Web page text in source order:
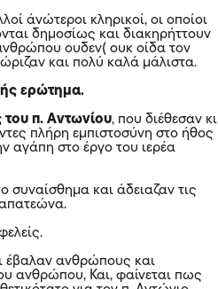
άνώτεροι κληρικοί, οι οποίοι
δημοσίως και διακηρήττουν
ουδεν( ουκ οίδα τον
και πολύ καλά μάλιστα.
ερώτημα.
του π. Αντωνίου, που διέθεσαν κι
πλήρη εμπιστοσύνη στο ήθος
αγάπη στο έργο του ιερέα
συναίσθημα και άδειαζαν τις
έβαλαν ανθρώπους και
ανθρώπου, Και, φαίνεται πως